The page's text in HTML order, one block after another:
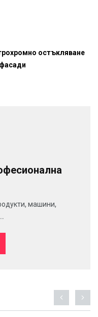
остъкляване
машини,